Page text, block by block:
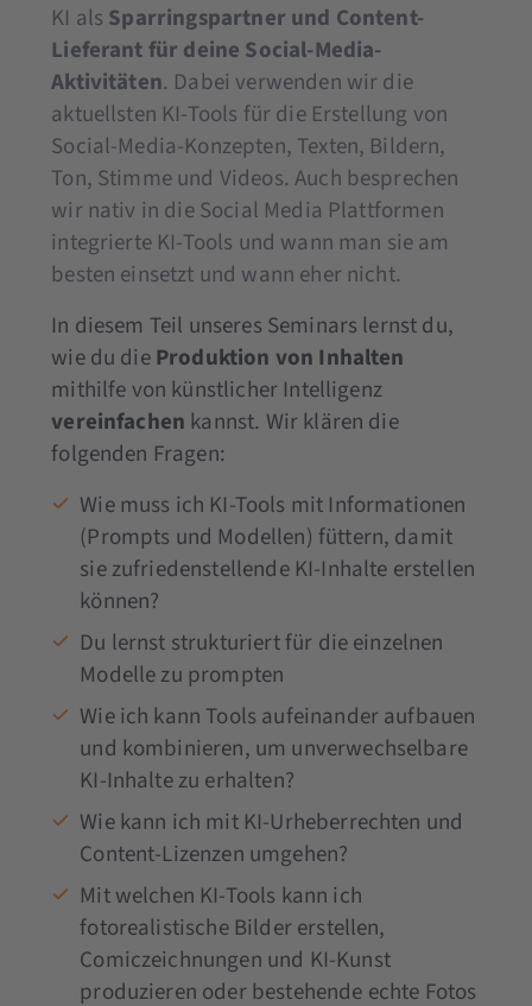
KI als Sparringspartner und Content-
Lieferant für deine Social-Media-
Aktivitäten. Dabei verwenden wir die
aktuellsten KI-Tools für die Erstellung von
Social-Media-Konzepten, Texten, Bildern,
Ton, Stimme und Videos. Auch besprechen
wir nativ in die Social Media Plattformen
integrierte KI-Tools und wann man sie am
besten einsetzt und wann eher nicht.
In diesem Teil unseres Seminars lernst du,
wie du dieProduktion von Inhalten
mithilfe von künstlicher Intelligenz
vereinfachen kannst. Wir klären die
folgenden Fragen:
Wie muss ich KI-Tools mit Informationen
(Prompts und Modellen) füttern, damit
sie zufriedenstellende KI-Inhalte erstellen
können?
Du lernst strukturiert für die einzelnen
Modelle zu prompten
Wie ich kann Tools aufeinander aufbauen
und kombinieren, um unverwechselbare
KI-Inhalte zu erhalten?
Wie kann ich mit KI-Urheberrechten und
Content-Lizenzen umgehen?
Mit welchen KI-Tools kann ich
fotorealistische Bilder erstellen,
Comiczeichnungen und KI-Kunst
produzieren oder bestehende echte Fotos